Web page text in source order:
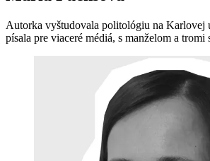
Autorka vyštudovala politológiu na Karlovej
písala pre viaceré médiá, s manželom a